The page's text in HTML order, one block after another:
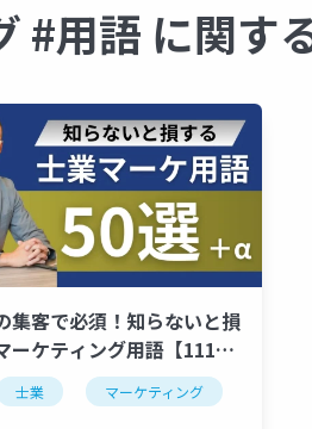
#用語 に関す
集客で必須！知らないと損
ーケティング用語【111
士業 マーケティング